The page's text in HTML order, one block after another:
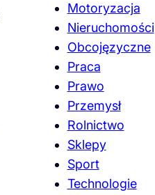
Motoryzacja
Nieruchomości
Obcojęzyczne
Praca
Prawo
Przemysł
Rolnictwo
Sklepy
Sport
Technologie